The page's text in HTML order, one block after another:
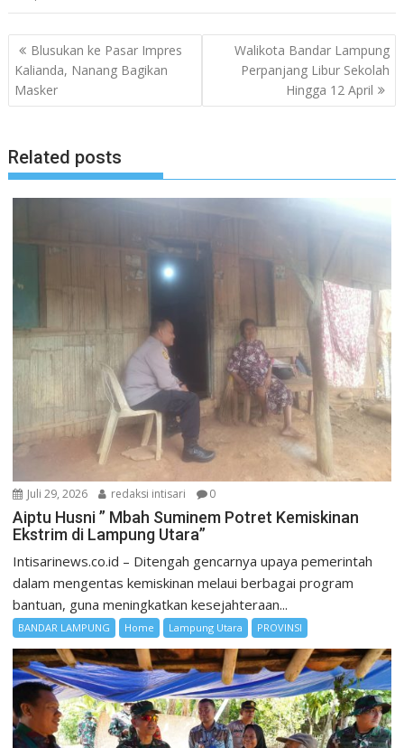
Navigasi
pos
Blusukan ke Pasar Impres
Kalianda, Nanang Bagikan
Masker
Walikota Bandar Lampung
Perpanjang Libur Sekolah
Hingga 12 April
Related posts
Juli 29, 2026 redaksi intisari 0
Aiptu Husni ” Mbah Suminem Potret Kemiskinan
Ekstrim di Lampung Utara”
Intisarinews.co.id – Ditengah gencarnya upaya pemerintah
dalam mengentas kemiskinan melaui berbagai program
bantuan, guna meningkatkan kesejahteraan...
BANDAR LAMPUNG Home Lampung Utara PROVINSI